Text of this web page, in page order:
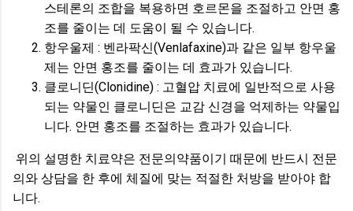
스테론의 조합을 복용하면 호르몬을 조절하고 안면 홍
조를 줄이는 데 도움이 될 수 있습니다.
항우울제 : 벤라팍신(Venlafaxine)과 같은 일부 항우울
제는 안면 홍조를 줄이는 데 효과가 있습니다.
클로니딘(Clonidine) : 고혈압 치료에 일반적으로 사용
되는 약물인 클로니딘은 교감 신경을 억제하는 약물입
니다. 안면 홍조를 조절하는 효과가 있습니다.
위의 설명한 치료약은 전문의약품이기 때문에 반드시 전문
의와 상담을 한 후에 체질에 맞는 적절한 처방을 받아야 합
니다.